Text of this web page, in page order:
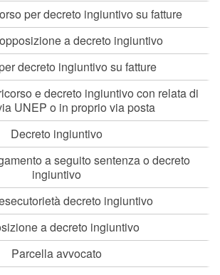
per decreto ingiuntivo su fatture
a decreto ingiuntivo
decreto ingiuntivo su fatture
e decreto ingiuntivo con relata di
UNEP o in proprio via posta
Decreto ingiuntivo
a seguito sentenza o decreto
ingiuntivo
decreto ingiuntivo
a decreto ingiuntivo
Parcella avvocato